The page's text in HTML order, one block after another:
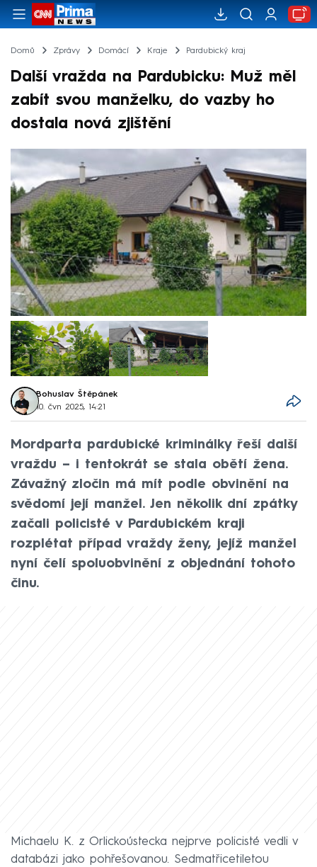
Domů Zprávy Domácí Kraje Pardubický kraj
Další vražda na Pardubicku: Muž měl
zabít svou manželku, do vazby ho
dostala nová zjištění
Bohuslav Štěpánek
10. čvn 2025, 14:21
Mordparta pardubické kriminálky řeší další
vraždu – i tentokrát se stala obětí žena.
Závažný zločin má mít podle obvinění na
svědomí její manžel. Jen několik dní zpátky
začali policisté v Pardubickém kraji
rozplétat případ vraždy ženy, jejíž manžel
nyní čelí spoluobvinění z objednání tohoto
činu.
Michaelu K. z Orlickoústecka nejprve policisté vedli v
databázi jako pohřešovanou. Sedmatřicetiletou